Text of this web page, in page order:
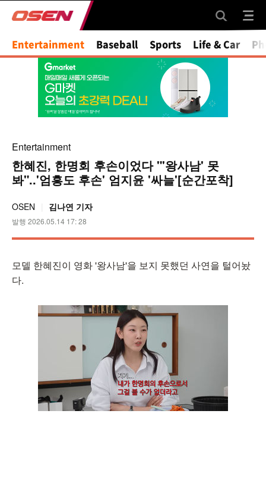
Mute
Entertainment Baseball Sports Life & Car
Entertainment
한혜진, 한명회 후손이었다 "'왕사남' 못
봐"..'엄흥도 후손' 엄지윤 '싸늘'[순간포착]
OSEN 김나연 기자
발행 2026.05.14 17: 28
모델 한혜진이 영화 '왕사남'을 보지 못했던 사연을 털어놨
다.